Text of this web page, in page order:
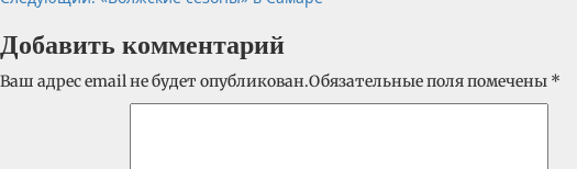
Добавить комментарий
Ваш адрес email не будет опубликован.Обязательные поля помечены *